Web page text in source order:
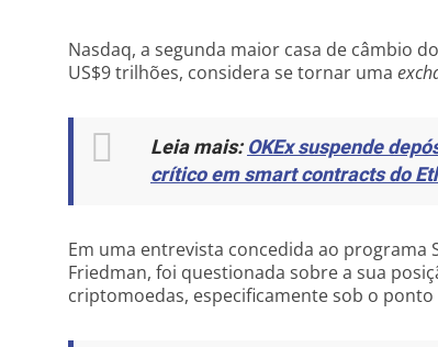
Nasdaq, a segunda maior casa de câmbio
US$9 trilhões, considera se tornar uma
Leia mais:OKEx suspende
crítico em smart contracts do
Em uma entrevista concedida ao programa
Friedman, foi questionada sobre a sua
criptomoedas, especificamente sob o